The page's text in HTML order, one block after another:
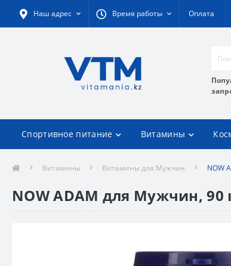
Наш адрес Время работы Оплата
Спортивное питание Витамины
Витамины Витамины для Мужчин NOW
NOW ADAM для Мужчин, 90